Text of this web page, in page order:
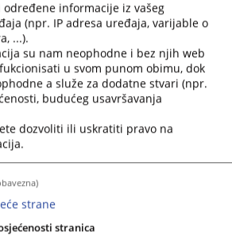
348PREGLEDA
informacije iz vašeg
(npr. IP adresa uređaja, varijable o
...).
su nam neophodne i bez njih web
u svom punom obimu, dok
a služe za dodatne stvari (npr.
budućeg usavršavanja
dozvoliti ili uskratiti pravo na
strane
stranica